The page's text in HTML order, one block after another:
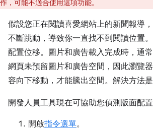
作，可能不適合使用這項功能。
假設您正在閱讀喜愛網站上的新聞報導
不斷跳動，導致你一直找不到閱讀位置
配置位移。圖片和廣告載入完成時，通常
網頁未預留圖片和廣告空間，因此瀏覽
容向下移動，才能騰出空間。解決方法
開發人員工具現在可協助您偵測版面配置
開啟指令選單。